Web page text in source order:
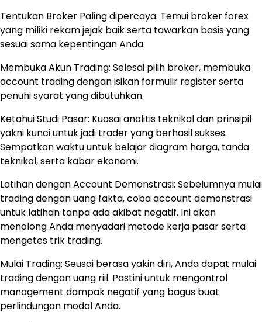
Tentukan Broker Paling dipercaya: Temui broker forex
yang miliki rekam jejak baik serta tawarkan basis yang
sesuai sama kepentingan Anda.
Membuka Akun Trading: Selesai pilih broker, membuka
account trading dengan isikan formulir register serta
penuhi syarat yang dibutuhkan.
Ketahui Studi Pasar: Kuasai analitis teknikal dan prinsipil
yakni kunci untuk jadi trader yang berhasil sukses.
Sempatkan waktu untuk belajar diagram harga, tanda
teknikal, serta kabar ekonomi.
Latihan dengan Account Demonstrasi: Sebelumnya mulai
trading dengan uang fakta, coba account demonstrasi
untuk latihan tanpa ada akibat negatif. Ini akan
menolong Anda menyadari metode kerja pasar serta
mengetes trik trading.
Mulai Trading: Seusai berasa yakin diri, Anda dapat mulai
trading dengan uang riil. Pastini untuk mengontrol
management dampak negatif yang bagus buat
perlindungan modal Anda.